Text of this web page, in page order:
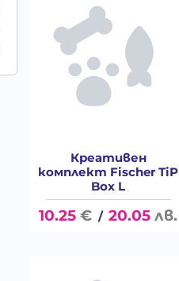
Креативен
комплект Fischer TiP
Box L
10.25 € / 20.05 лв.